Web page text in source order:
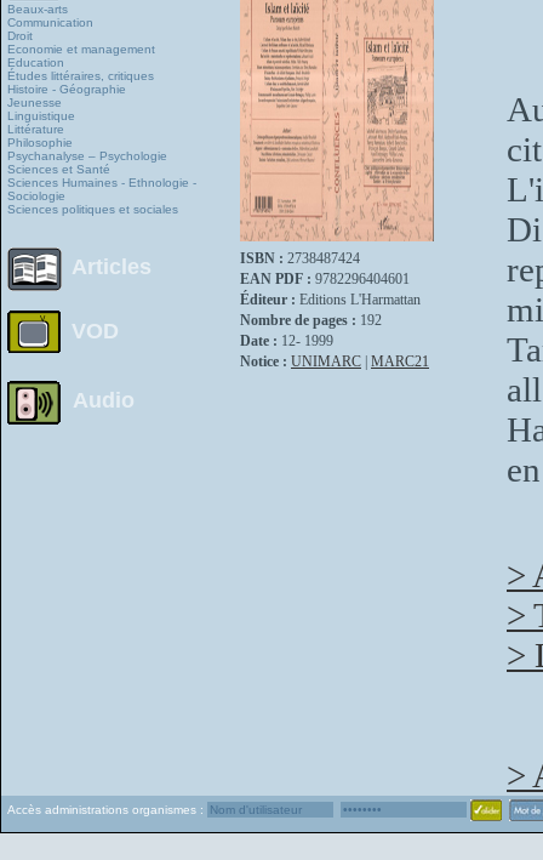
Beaux-arts
Communication
Droit
Economie et management
Education
Études littéraires, critiques
Histoire - Géographie
Jeunesse
Linguistique
Littérature
Philosophie
Psychanalyse – Psychologie
Sciences et Santé
Sciences Humaines - Ethnologie -
Sociologie
Sciences politiques et sociales
Articles
VOD
Audio
ISBN : 2738487424
EAN PDF : 9782296404601
Éditeur : Editions L'Harmattan
Nombre de pages : 192
Date : 12- 1999
Notice : UNIMARC MARC21
>
>
>
>
Accès administrations organismes :